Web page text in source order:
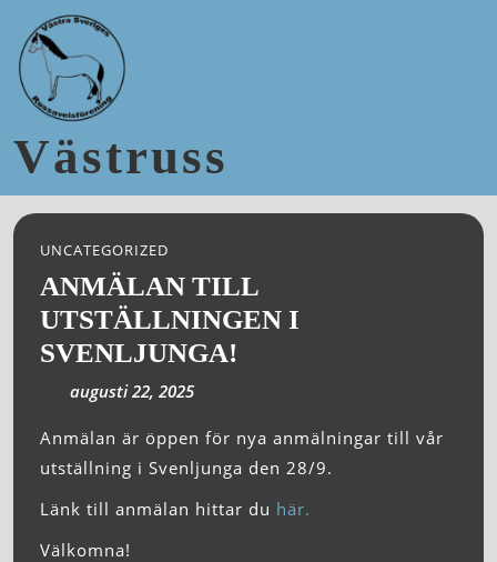
Västruss
UNCATEGORIZED
ANMÄLAN TILL
UTSTÄLLNINGEN I
SVENLJUNGA!
augusti 22, 2025
Anmälan är öppen för nya anmälningar till vår
utställning i Svenljunga den 28/9.
Länk till anmälan hittar du här.
Välkomna!